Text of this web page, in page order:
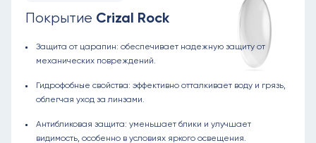
Покрытие Crizal Rock
Защита от царапин: обеспечивает надежную защиту от
механических повреждений.
Гидрофобные свойства: эффективно отталкивает воду и грязь,
облегчая уход за линзами.
Антибликовая защита: уменьшает блики и улучшает
видимость, особенно в условиях яркого освещения.